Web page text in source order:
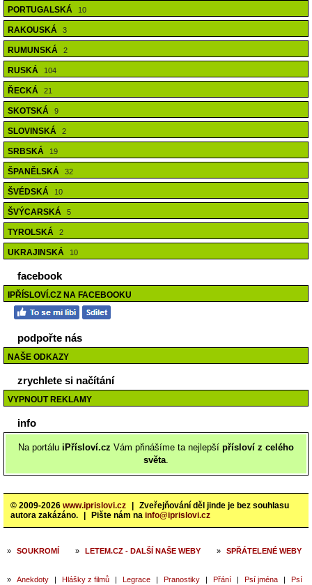
PORTUGALSKÁ 10
RAKOUSKÁ 3
RUMUNSKÁ 2
RUSKÁ 104
ŘECKÁ 21
SKOTSKÁ 9
SLOVINSKÁ 2
SRBSKÁ 19
ŠPANĚLSKÁ 32
ŠVÉDSKÁ 10
ŠVÝCARSKÁ 5
TYROLSKÁ 2
UKRAJINSKÁ 10
facebook
IPŘÍSLOVÍ.CZ NA FACEBOOKU
podpořte nás
NAŠE ODKAZY
zrychlete si načítání
VYPNOUT REKLAMY
info
Na portálu iPřísloví.cz Vám přinášíme ta nejlepší přísloví z celého
světa.
© 2009-2026 www.iprislovi.cz
Zveřejňování děl jinde je bez souhlasu
autora zakázáno.
Pište nám na info@iprislovi.cz
» SOUKROMÍ » LETEM.CZ - DALŠÍ NAŠE WEBY » SPŘÁTELENÉ WEBY
» Anekdoty | Hlášky z filmů | Legrace | Pranostiky | Přání | Psí jména | Psí